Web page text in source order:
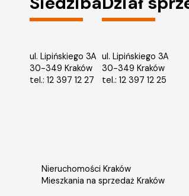
ul. Lipińskiego 3A
30-349 Kraków
tel.: 12 397 12 27
ul. Lipińskiego 3A
30-349 Kraków
tel.: 12 397 12 25
Nieruchomości Kraków
Mieszkania na sprzedaż Kraków